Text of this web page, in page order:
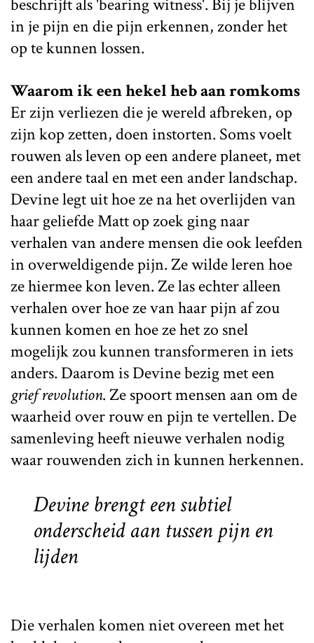
beschrijft als 'bearing witness'. Bij je blijven
in je pijn en die pijn erkennen, zonder het
op te kunnen lossen.
Waarom ik een hekel heb aan romkoms
Er zijn verliezen die je wereld afbreken, op
zijn kop zetten, doen instorten. Soms voelt
rouwen als leven op een andere planeet, met
een andere taal en met een ander landschap.
Devine legt uit hoe ze na het overlijden van
haar geliefde Matt op zoek ging naar
verhalen van andere mensen die ook leefden
in overweldigende pijn. Ze wilde leren hoe
ze hiermee kon leven. Ze las echter alleen
verhalen over hoe ze van haar pijn af zou
kunnen komen en hoe ze het zo snel
mogelijk zou kunnen transformeren in iets
anders. Daarom is Devine bezig met een
grief revolution. Ze spoort mensen aan om de
waarheid over rouw en pijn te vertellen. De
samenleving heeft nieuwe verhalen nodig
waar rouwenden zich in kunnen herkennen.
Devine brengt een subtiel
onderscheid aan tussen pijn en
lijden
Die verhalen komen niet overeen met het